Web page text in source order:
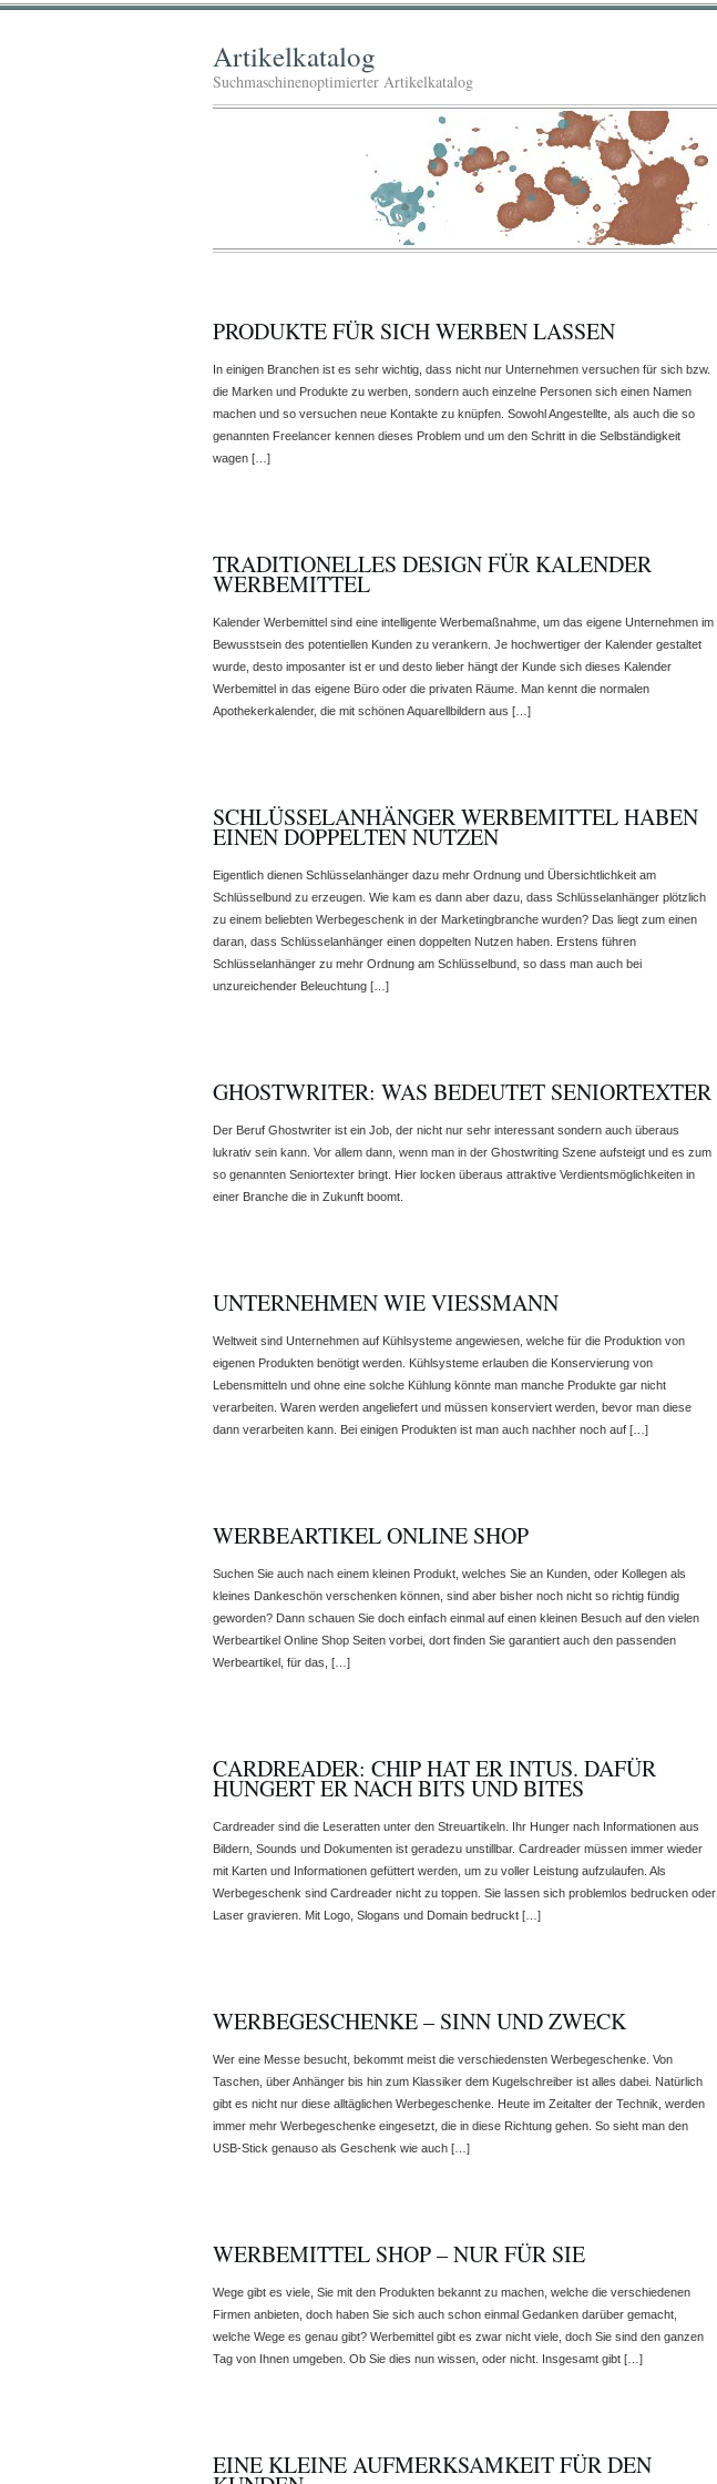
Artikelkatalog
Suchmaschinenoptimierter Artikelkatalog
PRODUKTE FÜR SICH WERBEN LASSEN
In einigen Branchen ist es sehr wichtig, dass nicht nur Unternehmen versuchen für sich bzw.
die Marken und Produkte zu werben, sondern auch einzelne Personen sich einen Namen
machen und so versuchen neue Kontakte zu knüpfen. Sowohl Angestellte, als auch die so
genannten Freelancer kennen dieses Problem und um den Schritt in die Selbständigkeit
wagen […]
TRADITIONELLES DESIGN FÜR KALENDER
WERBEMITTEL
Kalender Werbemittel sind eine intelligente Werbemaßnahme, um das eigene Unternehmen im
Bewusstsein des potentiellen Kunden zu verankern. Je hochwertiger der Kalender gestaltet
wurde, desto imposanter ist er und desto lieber hängt der Kunde sich dieses Kalender
Werbemittel in das eigene Büro oder die privaten Räume. Man kennt die normalen
Apothekerkalender, die mit schönen Aquarellbildern aus […]
SCHLÜSSELANHÄNGER WERBEMITTEL HABEN
EINEN DOPPELTEN NUTZEN
Eigentlich dienen Schlüsselanhänger dazu mehr Ordnung und Übersichtlichkeit am
Schlüsselbund zu erzeugen. Wie kam es dann aber dazu, dass Schlüsselanhänger plötzlich
zu einem beliebten Werbegeschenk in der Marketingbranche wurden? Das liegt zum einen
daran, dass Schlüsselanhänger einen doppelten Nutzen haben. Erstens führen
Schlüsselanhänger zu mehr Ordnung am Schlüsselbund, so dass man auch bei
unzureichender Beleuchtung […]
GHOSTWRITER: WAS BEDEUTET SENIORTEXTER
Der Beruf Ghostwriter ist ein Job, der nicht nur sehr interessant sondern auch überaus
lukrativ sein kann. Vor allem dann, wenn man in der Ghostwriting Szene aufsteigt und es zum
so genannten Seniortexter bringt. Hier locken überaus attraktive Verdientsmöglichkeiten in
einer Branche die in Zukunft boomt.
UNTERNEHMEN WIE VIESSMANN
Weltweit sind Unternehmen auf Kühlsysteme angewiesen, welche für die Produktion von
eigenen Produkten benötigt werden. Kühlsysteme erlauben die Konservierung von
Lebensmitteln und ohne eine solche Kühlung könnte man manche Produkte gar nicht
verarbeiten. Waren werden angeliefert und müssen konserviert werden, bevor man diese
dann verarbeiten kann. Bei einigen Produkten ist man auch nachher noch auf […]
WERBEARTIKEL ONLINE SHOP
Suchen Sie auch nach einem kleinen Produkt, welches Sie an Kunden, oder Kollegen als
kleines Dankeschön verschenken können, sind aber bisher noch nicht so richtig fündig
geworden? Dann schauen Sie doch einfach einmal auf einen kleinen Besuch auf den vielen
Werbeartikel Online Shop Seiten vorbei, dort finden Sie garantiert auch den passenden
Werbeartikel, für das, […]
CARDREADER: CHIP HAT ER INTUS. DAFÜR
HUNGERT ER NACH BITS UND BITES
Cardreader sind die Leseratten unter den Streuartikeln. Ihr Hunger nach Informationen aus
Bildern, Sounds und Dokumenten ist geradezu unstillbar. Cardreader müssen immer wieder
mit Karten und Informationen gefüttert werden, um zu voller Leistung aufzulaufen. Als
Werbegeschenk sind Cardreader nicht zu toppen. Sie lassen sich problemlos bedrucken oder
Laser gravieren. Mit Logo, Slogans und Domain bedruckt […]
WERBEGESCHENKE – SINN UND ZWECK
Wer eine Messe besucht, bekommt meist die verschiedensten Werbegeschenke. Von
Taschen, über Anhänger bis hin zum Klassiker dem Kugelschreiber ist alles dabei. Natürlich
gibt es nicht nur diese alltäglichen Werbegeschenke. Heute im Zeitalter der Technik, werden
immer mehr Werbegeschenke eingesetzt, die in diese Richtung gehen. So sieht man den
USB-Stick genauso als Geschenk wie auch […]
WERBEMITTEL SHOP – NUR FÜR SIE
Wege gibt es viele, Sie mit den Produkten bekannt zu machen, welche die verschiedenen
Firmen anbieten, doch haben Sie sich auch schon einmal Gedanken darüber gemacht,
welche Wege es genau gibt? Werbemittel gibt es zwar nicht viele, doch Sie sind den ganzen
Tag von Ihnen umgeben. Ob Sie dies nun wissen, oder nicht. Insgesamt gibt […]
EINE KLEINE AUFMERKSAMKEIT FÜR DEN